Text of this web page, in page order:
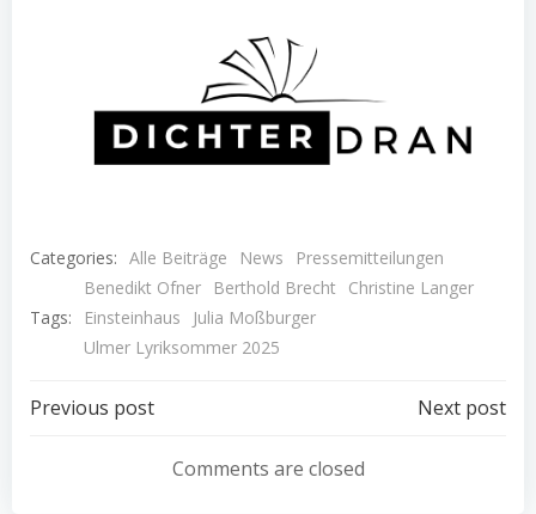
Categories: Alle Beiträge News Pressemitteilungen
Tags:
Benedikt Ofner Berthold Brecht
Christine Langer
Einsteinhaus
Julia Moßburger
Ulmer Lyriksommer 2025
Post
navigation
Previous post
navigation
Next post
Comments are closed